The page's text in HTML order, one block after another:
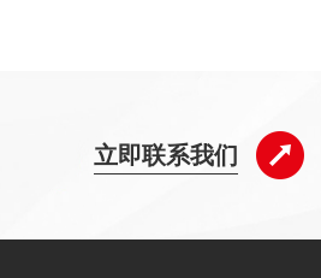
立即联系我们